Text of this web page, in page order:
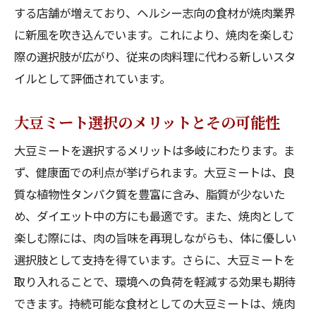
する店舗が増えており、ヘルシー志向の食材が焼肉業界
に新風を吹き込んでいます。これにより、焼肉を楽しむ
際の選択肢が広がり、従来の肉料理に代わる新しいスタ
イルとして評価されています。
大豆ミート選択のメリットとその可能性
大豆ミートを選択するメリットは多岐にわたります。ま
ず、健康面での利点が挙げられます。大豆ミートは、良
質な植物性タンパク質を豊富に含み、脂質が少ないた
め、ダイエット中の方にも最適です。また、焼肉として
楽しむ際には、肉の旨味を再現しながらも、体に優しい
選択肢として支持を得ています。さらに、大豆ミートを
取り入れることで、環境への負荷を軽減する効果も期待
できます。持続可能な食材としての大豆ミートは、焼肉